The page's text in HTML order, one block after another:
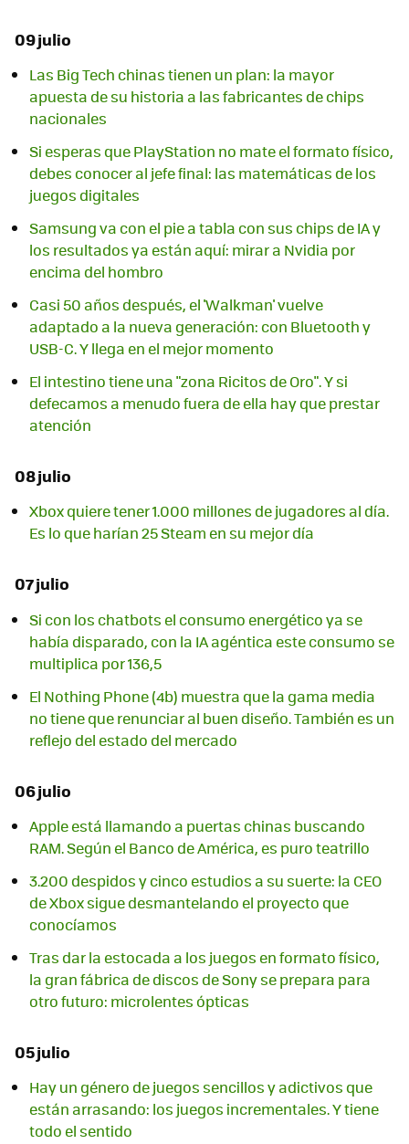
09 julio
Las Big Tech chinas tienen un plan: la mayor
apuesta de su historia a las fabricantes de chips
nacionales
Si esperas que PlayStation no mate el formato físico,
debes conocer al jefe final: las matemáticas de los
juegos digitales
Samsung va con el pie a tabla con sus chips de IA y
los resultados ya están aquí: mirar a Nvidia por
encima del hombro
Casi 50 años después, el 'Walkman' vuelve
adaptado a la nueva generación: con Bluetooth y
USB-C. Y llega en el mejor momento
El intestino tiene una "zona Ricitos de Oro". Y si
defecamos a menudo fuera de ella hay que prestar
atención
08 julio
Xbox quiere tener 1.000 millones de jugadores al día.
Es lo que harían 25 Steam en su mejor día
07 julio
Si con los chatbots el consumo energético ya se
había disparado, con la IA agéntica este consumo se
multiplica por 136,5
El Nothing Phone (4b) muestra que la gama media
no tiene que renunciar al buen diseño. También es un
reflejo del estado del mercado
06 julio
Apple está llamando a puertas chinas buscando
RAM. Según el Banco de América, es puro teatrillo
3.200 despidos y cinco estudios a su suerte: la CEO
de Xbox sigue desmantelando el proyecto que
conocíamos
Tras dar la estocada a los juegos en formato físico,
la gran fábrica de discos de Sony se prepara para
otro futuro: microlentes ópticas
05 julio
Hay un género de juegos sencillos y adictivos que
están arrasando: los juegos incrementales. Y tiene
todo el sentido